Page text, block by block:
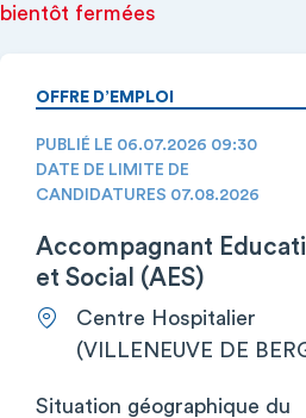
bientôt fermées
OFFRE D’EMPLOI
PUBLIÉ LE 06.07.2026 09:30
DATE DE LIMITE DE
CANDIDATURES 07.08.2026
Accompagnant
et Social (AES)
Centre Hospitalier
(VILLENEUVE DE
Situation géographique du